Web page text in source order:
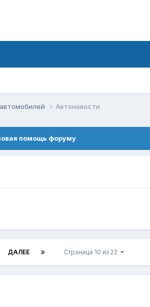
Автоновости
помощь форуму
ДАЛЕЕ Страница 10 из 22